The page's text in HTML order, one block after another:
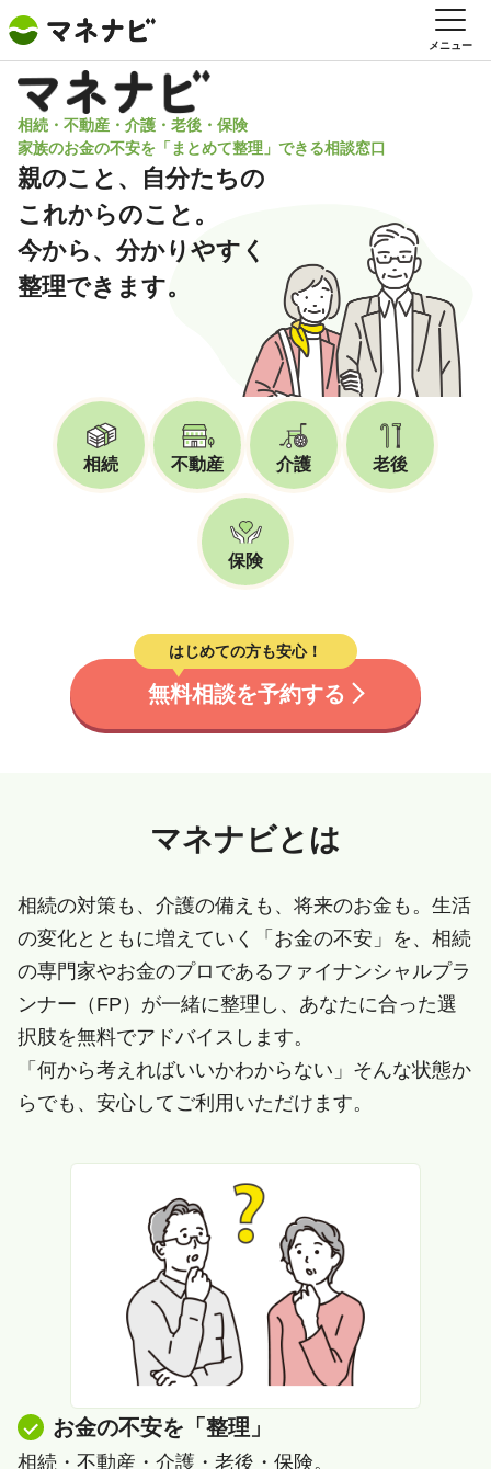
メニュー
相続・不動産・介護・老後・保険
家族のお金の不安を「まとめて整理」できる相談窓口
親のこと、自分たちの
これからのこと。
今から、分かりやすく
整理できます。
相続 不動産 介護 老後
保険
はじめての方も安心！
無料相談を予約する
マネナビとは
相続の対策も、介護の備えも、将来のお金も。生活
の変化とともに増えていく「お金の不安」を、相続
の専門家やお金のプロであるファイナンシャルプラ
ンナー（FP）が一緒に整理し、あなたに合った選
択肢を無料でアドバイスします。
「何から考えればいいかわからない」そんな状態か
らでも、安心してご利用いただけます。
お金の不安を「整理」
相続・不動産・介護・老後・保険。